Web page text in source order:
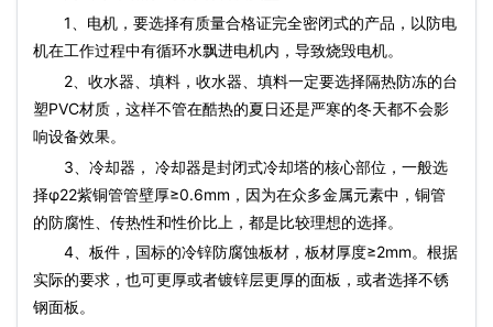
1、电机，要选择有质量合格证完全密闭式的产品，以防电
机在工作过程中有循环水飘进电机内，导致烧毁电机。
2、收水器、填料，收水器、填料一定要选择隔热防冻的台
塑PVC材质，这样不管在酷热的夏日还是严寒的冬天都不会影
响设备效果。
3、冷却器， 冷却器是封闭式冷却塔的核心部位，一般选
择φ22紫铜管管壁厚≥0.6mm，因为在众多金属元素中，铜管
的防腐性、传热性和性价比上，都是比较理想的选择。
4、板件，国标的冷锌防腐蚀板材，板材厚度≥2mm。根据
实际的要求，也可更厚或者镀锌层更厚的面板，或者选择不锈
钢面板。